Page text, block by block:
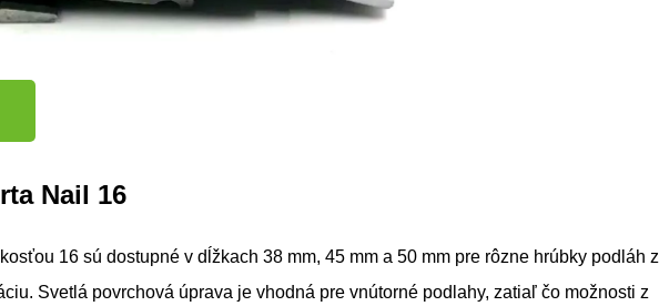
Nail 16
16 sú dostupné v dĺžkach 38 mm, 45 mm a 50 mm pre rôzne hrúbky podláh z
Svetlá povrchová úprava je vhodná pre vnútorné podlahy, zatiaľ čo možnosti z